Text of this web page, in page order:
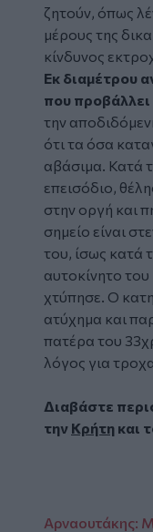
ζητούν, όπως
μέρους της
κίνδυνος
Εκ διαμέτρου
που
την
ότι τα όσα
αβάσιμα. Κατά
επεισόδιο,
στην οργή και
σημείο είναι
του, ίσως κατά
αυτοκίνητο
χτύπησε. Ο
ατύχημα και
πατέρα του
λόγος για
Διαβάστε
την Κρήτη και
Αρναουτάκης: